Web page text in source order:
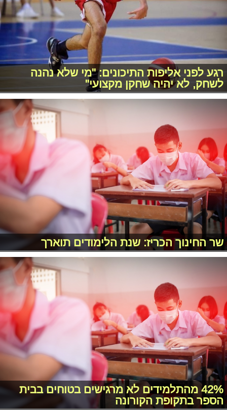
רגע לפני אליפות התיכונים: "מי שלא נהנה
לשחק, לא יהיה שחקן מקצועי"
שר החינוך הכריז: שנת הלימודים תוארך
42% מהתלמידים לא מרגישים בטוחים בבית
הספר בתקופת הקורונה